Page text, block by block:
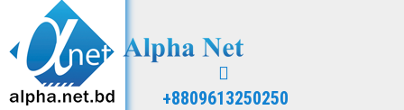
+8809613250250